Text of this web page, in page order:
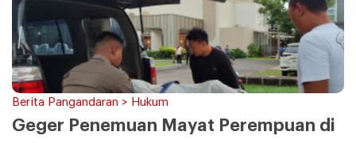
Berita Pangandaran > Hukum
Geger Penemuan Mayat Perempuan di